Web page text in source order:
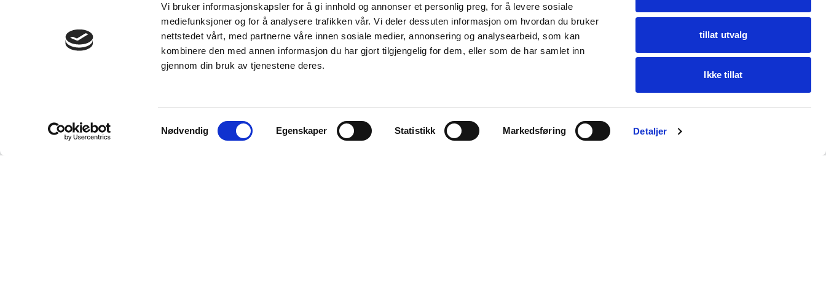
Vi bruker informasjonskapsler for å gi innhold og annonser et personlig preg, for å levere sosiale
mediefunksjoner og for å analysere trafikken vår. Vi deler dessuten informasjon om hvordan du bruker
nettstedet vårt, med partnerne våre innen sosiale medier, annonsering og analysearbeid, som kan
kombinere den med annen informasjon du har gjort tilgjengelig for dem, eller som de har samlet inn
gjennom din bruk av tjenestene deres.
Samtykkevalg
Nødvendig Egenskaper Statistikk Markedsføring Detaljer
tillat utvalg
Ikke tillat